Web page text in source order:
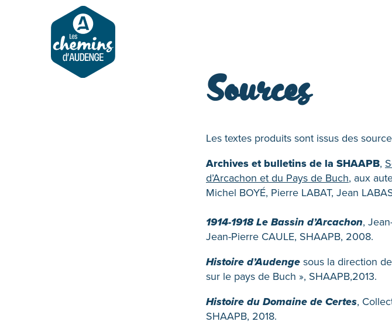
Sources
Les textes produits sont issus des
Archives et bulletins de la SHAAPB,
d’Arcachonet du Pays de Buch, aux
Michel BOYÉ, Pierre LABAT, Jean
1914-1918 Le Bassin d’Arcachon,
Jean-Pierre CAULE, SHAAPB, 2008.
Histoire d’Audengesous la direction
sur le pays de Buch », SHAAPB,2013.
Histoire du Domaine de Certes,
SHAAPB, 2018.